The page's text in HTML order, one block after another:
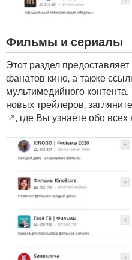
Фильмы и сериалы
Этот раздел
фанатов кино, а также
мультимедийного
новых трейлеров,
, где Вы узнаете обо всех